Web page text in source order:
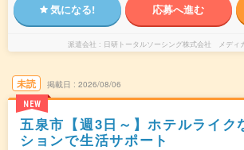
気になる! 応募へ進む
派遣会社 日研トータルソーシング株式会社 メディ
未読
NEW
掲載日 2026/08/06
五泉市【週3日～】ホテルライク
ションで生活サポート